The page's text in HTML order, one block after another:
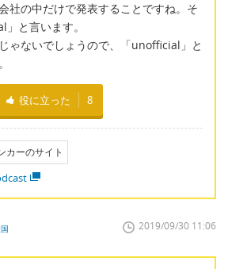
社の中だけで発表することですね。そ
と言います。
ゃないでしょうので、「unofficial」と
役に立った 8
カーのサイト
2019/09/30 11:06